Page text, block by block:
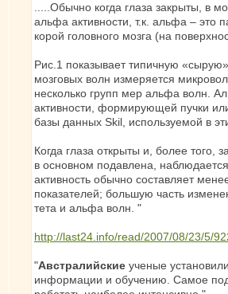
.....Обычно когда глаза закрыты, в
альфа активности, т.к. альфа –
корой головного мозга (на
Рис.1 показывает типичную
мозговых волн измеряется
несколько групп мер альфа волн.
активности, формирующей пучки
базы данных Skil, используемой в
Когда глаза открыты и, более того,
в основном подавлена,
активность обычно составляет
показателей; большую часть
тета и альфа волн. "
http://last24.info/read/2007/08/23/5/
"Австралийские ученые
информации и обучению. Самое